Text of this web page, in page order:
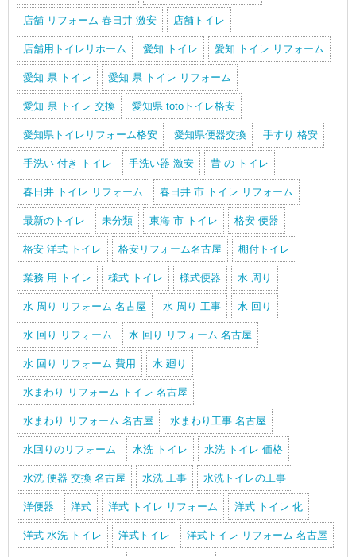
店舗 リフォーム 春日井 激安 店舗トイレ
店舗用トイレリホーム 愛知 トイレ 愛知 トイレ リフォーム
愛知 県 トイレ 愛知 県 トイレ リフォーム
愛知 県 トイレ 交換 愛知県 totoトイレ格安
愛知県トイレリフォーム格安 愛知県便器交換 手すり 格安
手洗い 付き トイレ 手洗い器 激安 昔 の トイレ
春日井 トイレ リフォーム 春日井 市 トイレ リフォーム
最新のトイレ 未分類 東海 市 トイレ 格安 便器
格安 洋式 トイレ 格安リフォーム名古屋 棚付トイレ
業務 用 トイレ 様式 トイレ 様式便器 水 周り
水 周り リフォーム 名古屋 水 周り 工事 水 回り
水 回り リフォーム 水 回り リフォーム 名古屋
水 回り リフォーム 費用 水 廻り
水まわり リフォーム トイレ 名古屋
水まわり リフォーム 名古屋 水まわり工事 名古屋
水回りのリフォーム 水洗 トイレ 水洗 トイレ 価格
水洗 便器 交換 名古屋 水洗 工事 水洗トイレの工事
洋便器 洋式 洋式 トイレ リフォーム 洋式 トイレ 化
洋式 水洗 トイレ 洋式トイレ 洋式トイレ リフォーム 名古屋